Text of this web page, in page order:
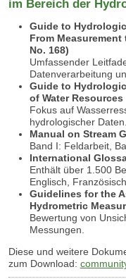
im Bereich der
Guide to
From
No. 168)
Umfassender
Datenverarbeitung
Guide to
of Water
Fokus auf
hydrologischer Daten.
Manual on Stream
Band I: Feldarbeit,
International
Enthält über 1.500
Englisch,
Guidelines for the
Hydrometric
Bewertung von
Messungen.
Diese und weitere
zum Download: